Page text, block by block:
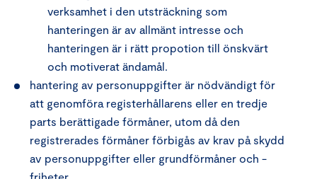
verksamhet i den utsträckning som
hanteringen är av allmänt intresse och
hanteringen är i rätt propotion till önskvärt
och motiverat ändamål.
hantering av personuppgifter är nödvändigt för
att genomföra registerhållarens eller en tredje
parts berättigade förmåner, utom då den
registrerades förmåner förbigås av krav på skydd
av personuppgifter eller grundförmåner och -